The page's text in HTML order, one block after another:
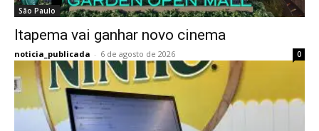
São Paulo
Itapema vai ganhar novo cinema
noticia_publicada - 6 de agosto de 2026 0